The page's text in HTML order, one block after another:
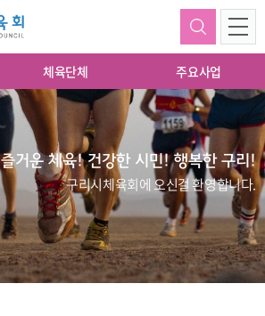
체육단체 주요사업
즐거운 체육! 건강한 시민! 행복한 구리!
구리시체육회에 오신걸 환영합니다.